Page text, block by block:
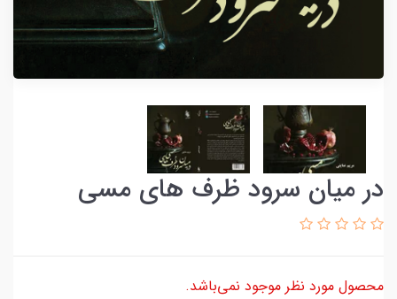
در میان سرود ظرف های مسی
محصول مورد نظر موجود نمی‌باشد.